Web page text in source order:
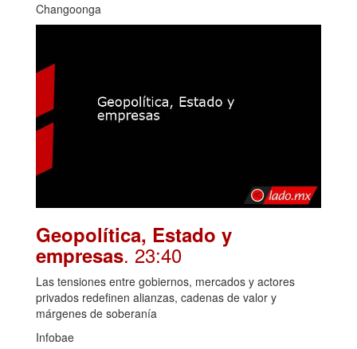
Changoonga
Geopolítica, Estado y
empresas. 23:40
Las tensiones entre gobiernos, mercados y actores
privados redefinen alianzas, cadenas de valor y
márgenes de soberanía
Infobae